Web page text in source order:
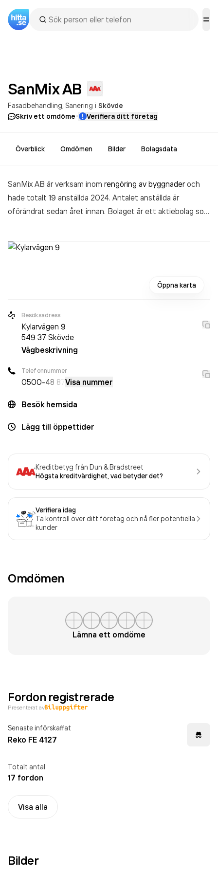
SanMixAB
Fasadbehandling Sanering i Skövde
Skriv ett omdöme· Verifiera ditt företag
Överblick Omdömen Bilder Bolagsdata
SanMix AB är verksam inom rengöring av byggnaderoch
hade totalt 19 anställda 2024. Antalet anställda är
oförändrat sedan året innan. Bolaget är ett aktiebolag som
Öppna karta
Besöksadress
Kylarvägen 9
549 37 Skövde
Vägbeskrivning
Telefonnummer
0500-48 87 Visa nummer
Besök hemsida
Lägg till öppettider
Kreditbetyg från Dun & Bradstreet
Högsta kreditvärdighet, vad betyder det?
Verifiera idag
Ta kontroll över ditt företag och nå fler potentiella
kunder
Omdömen
Lämna ett omdöme
Fordon registrerade
Presenterat av
Senaste införskaffat
Reko FE 4127
Totalt antal
17 fordon
Visa alla
Bilder